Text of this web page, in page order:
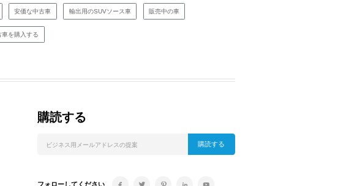
安価な中古車 輸出用のSUVソース車 販売中の車
車を購入する
購読する
購読する
フォローしてください